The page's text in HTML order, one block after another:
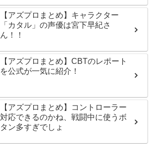
【アズプロまとめ】キャラクター
「カタル」の声優は宮下早紀さ
ん！！
【アズプロまとめ】CBTのレポート
を公式が一気に紹介！
【アズプロまとめ】コントローラー
対応できるのかね、戦闘中に使うボ
タン多すぎでしょ